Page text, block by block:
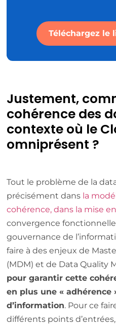
Téléchargez le
Justement,
cohérence des
contexte où le
omniprésent ?
Tout le problème de la
précisément dans la
cohérence, dans la mise
convergence
gouvernance de
faire à des enjeux de
(MDM) et de Data Quality
pour garantir cette
en plus une « adhérence
d’information. Pour ce
différents points